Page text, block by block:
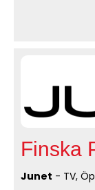
Finska
Junet - TV,